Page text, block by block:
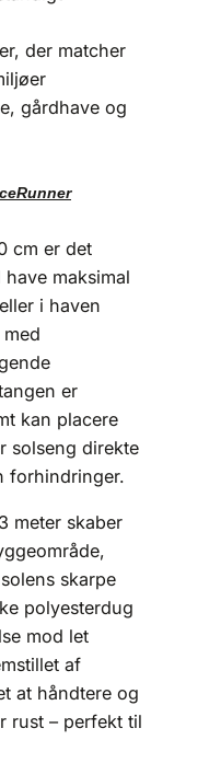
der matcher
gårdhave og
cm er det
maksimal
i haven
er
kan placere
solseng direkte
forhindringer.
meter skaber
skarpe
polyesterdug
mod let
af
at håndtere og
rust – perfekt til